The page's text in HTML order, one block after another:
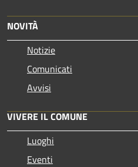
NOVITÀ
Notizie
Comunicati
Avvisi
VIVERE IL COMUNE
Luoghi
Eventi